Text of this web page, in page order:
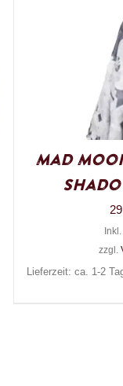
Mad
zzgl.
Lieferzeit: ca. 1-2